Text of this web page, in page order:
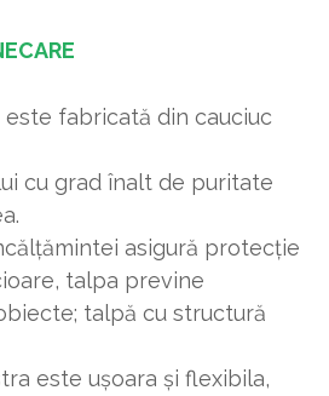
fabricată din cauciuc
cu grad înalt de puritate
asigură protecție
talpa previne
talpă cu structură
este ușoara și flexibila,